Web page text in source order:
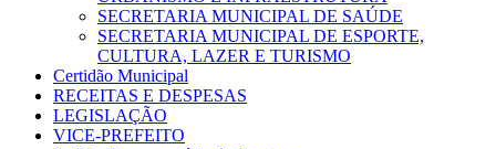
SECRETARIA MUNICIPAL DE SAÚDE
SECRETARIA MUNICIPAL DE ESPORTE,
CULTURA, LAZER E TURISMO
Certidão Municipal
RECEITAS E DESPESAS
LEGISLAÇÃO
VICE-PREFEITO